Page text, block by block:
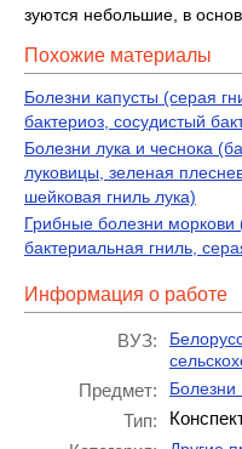
зуются небольшие, в
Похожие материалы
Болезни капусты (серая
бактериоз, сосудистый
Болезни лука и чеснока
луковицы, зеленая
шейковая гниль лука)
Грибные болезни моркови
бактериальная гниль,
Информация о работе
ВУЗ:
Предмет: Болезни
Тип: